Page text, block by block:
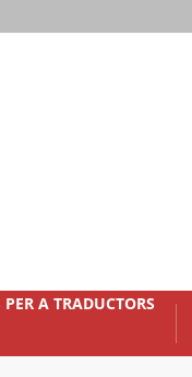
PER A TRADUCTORS